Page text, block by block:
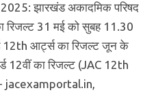
झारखंड अकादमिक परिषद
रिजल्ट 31 मई को सुबह 11.30
12th आर्ट्स का रिजल्ट जून के
12वीं का रिजल्ट (JAC 12th
jacexamportal.in,